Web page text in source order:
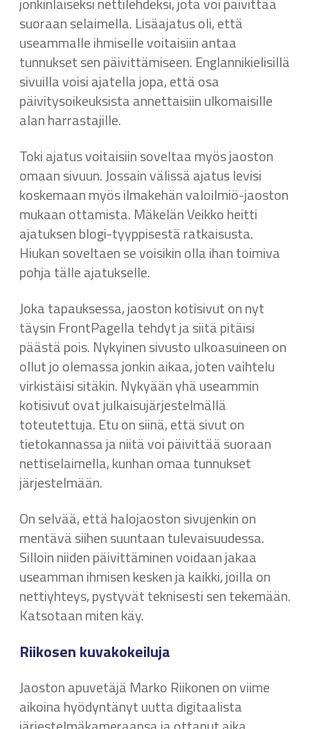
suoraan selaimella. Lisäajatus oli, että
useammalle ihmiselle voitaisiin antaa
tunnukset sen päivittämiseen. Englannikielisillä
sivuilla voisi ajatella jopa, että osa
päivitysoikeuksista annettaisiin ulkomaisille
alan harrastajille.
Toki ajatus voitaisiin soveltaa myös jaoston
omaan sivuun. Jossain välissä ajatus levisi
koskemaan myös ilmakehän valoilmiö-jaoston
mukaan ottamista. Mäkelän Veikko heitti
ajatuksen blogi-tyyppisestä ratkaisusta.
Hiukan soveltaen se voisikin olla ihan toimiva
pohja tälle ajatukselle.
Joka tapauksessa, jaoston kotisivut on nyt
täysin FrontPagella tehdyt ja siitä pitäisi
päästä pois. Nykyinen sivusto ulkoasuineen on
ollut jo olemassa jonkin aikaa, joten vaihtelu
virkistäisi sitäkin. Nykyään yhä useammin
kotisivut ovat julkaisujärjestelmällä
toteutettuja. Etu on siinä, että sivut on
tietokannassa ja niitä voi päivittää suoraan
nettiselaimella, kunhan omaa tunnukset
järjestelmään.
On selvää, että halojaoston sivujenkin on
mentävä siihen suuntaan tulevaisuudessa.
Silloin niiden päivittäminen voidaan jakaa
useamman ihmisen kesken ja kaikki, joilla on
nettiyhteys, pystyvät teknisesti sen tekemään.
Katsotaan miten käy.
Riikosen kuvakokeiluja
Jaoston apuvetäjä Marko Riikonen on viime
aikoina hyödyntänyt uutta digitaalista